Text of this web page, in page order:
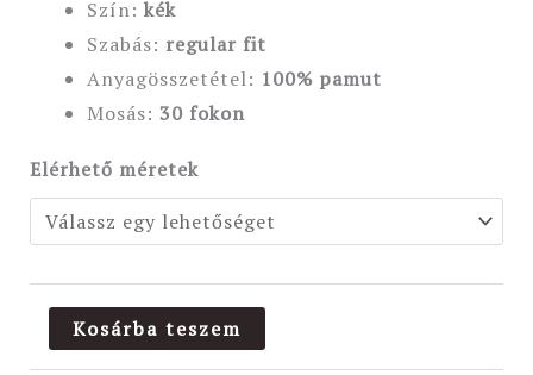
Szín: kék
Szabás: regular fit
Anyagösszetétel: 100% pamut
Mosás: 30 fokon
Elérhető méretek
Kosárba teszem